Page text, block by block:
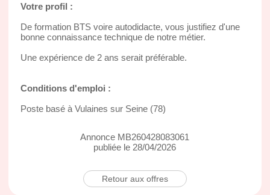
Votre profil :
De formation BTS voire autodidacte, vous justifiez d'une
bonne connaissance technique de notre métier.
Une expérience de 2 ans serait préférable.
Conditions d'emploi :
Poste basé à Vulaines sur Seine (78)
Annonce MB260428083061
publiée le 28/04/2026
Retour aux offres